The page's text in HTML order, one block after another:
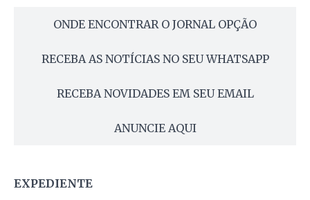
ONDE ENCONTRAR O JORNAL OPÇÃO
RECEBA AS NOTÍCIAS NO SEU WHATSAPP
RECEBA NOVIDADES EM SEU EMAIL
ANUNCIE AQUI
EXPEDIENTE